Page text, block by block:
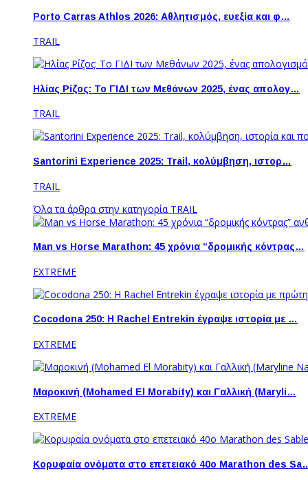
Porto Carras Athlos 2026: Aθλητισμός, ευεξία και φ…
TRAIL
Ηλίας Ρίζος: Το ΓΙΔΙ των Μεθάνων 2025, ένας απολογ…
TRAIL
Santorini Experience 2025: Trail, κολύμβηση, ιστορ…
TRAIL
Όλα τα άρθρα στην κατηγορία TRAIL
Man vs Horse Marathon: 45 χρόνια “δρομικής κόντρας…
EXTREME
Cocodona 250: Η Rachel Entrekin έγραψε ιστορία με …
EXTREME
Μαροκινή (Mohamed El Morabity) και Γαλλική (Maryli…
EXTREME
Κορυφαία ονόματα στο επετειακό 40ο Marathon des